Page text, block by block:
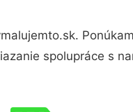
spolupráce s